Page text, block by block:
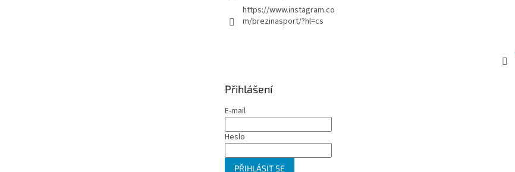
https://www.instagram.co
m/brezinasport/?hl=cs
Přihlášení
E-mail
Heslo
PŘIHLÁSIT SE